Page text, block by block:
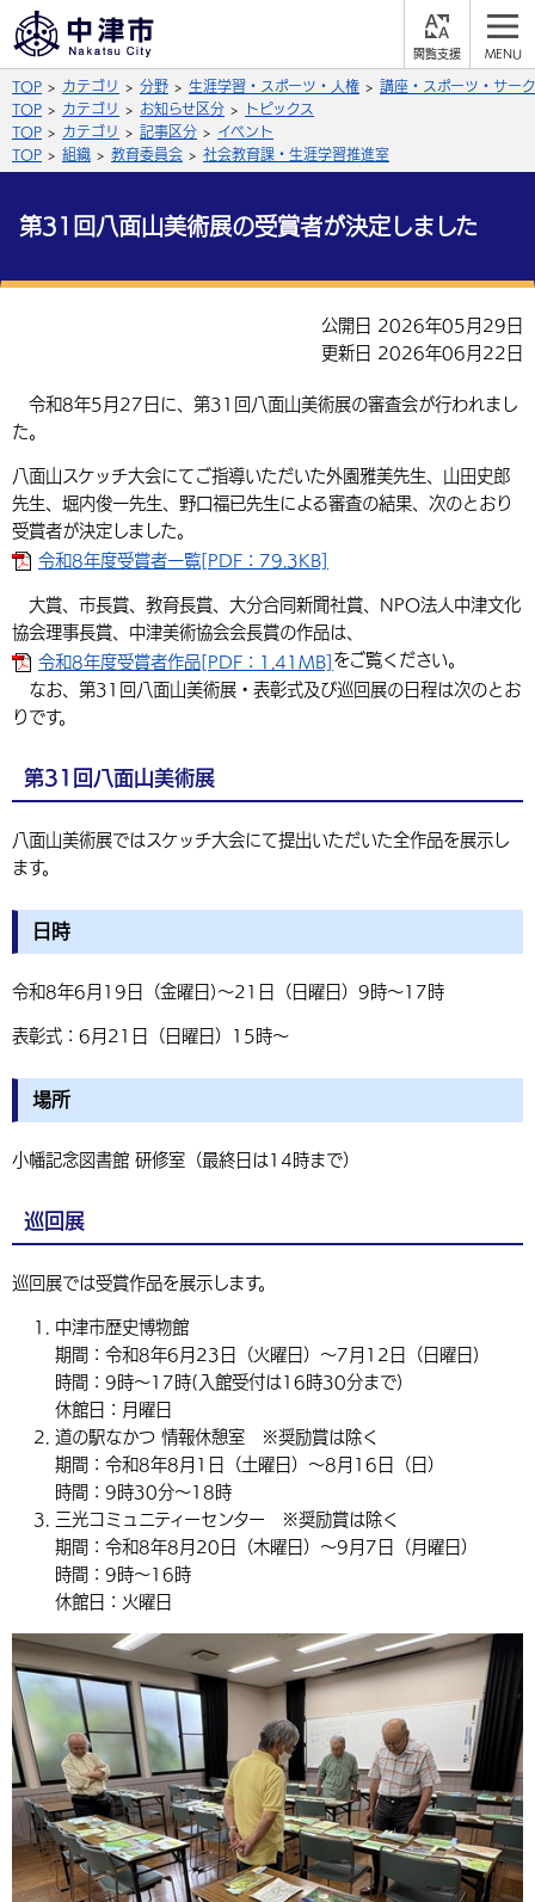
支
N
やさしい日本語
ふりがなをつける
黒 青 白
文字の大きさ
拡大 標準
言語を選択
英語（English）
サイト内検索
届出・登録・証明 保険・年金
税金 住宅・インフラ
環境・衛生 生涯学習・スポーツ・人権
選挙 外国人の方向け情報
事業者の方へ
入札・契約 産業・雇用
農林水産業 税金
都市整備
子育て・教育
施設情報 子どもを預ける
手当・助成 健康・医療
相談・支援・情報 計画・施策
観光・移住
観光なび スポットを探す
遊ぶ・体験する グルメ・食べる
買う・おみやげ 四季のイベント・祭り
移住・定住
市政情報
中津市について 市役所の紹介
地方創生・地域活性化 広報・広聴
行政・計画
TOP カテゴリ 分野 生涯学習・スポーツ・人権
講座・スポーツ・サー
TOP
カテゴリ お知らせ区分
トピックス
TOP
カテゴリ 記事区分
イベント
TOP
組織 教育委員会 社会教育課・生涯学習推進室
第31回八面山美術展の受賞者が決定しました
公開日 2026年05月29日
更新日 2026年06月22日
令和8年5月27日に、第31回八面山美術展の審査会が行われまし
た。
八面山スケッチ大会にてご指導いただいた外園雅美先生、山田史郎
先生、堀内俊一先生、野口福已先生による審査の結果、次のとおり
受賞者が決定しました。
令和8年度受賞者一覧[PDF：79.3KB]
大賞、市長賞、教育長賞、大分合同新聞社賞、NPO法人中津文化
協会理事長賞、中津美術協会会長賞の作品は、
令和8年度受賞者作品[PDF：1.41MB] をご覧ください。
なお、第31回八面山美術展・表彰式及び巡回展の日程は次のとお
りです。
第31回八面山美術展
八面山美術展ではスケッチ大会にて提出いただいた全作品を展示し
ます。
日時
令和8年6月19日（金曜日)～21日（日曜日）9時～17時
表彰式：6月21日（日曜日）15時～
場所
小幡記念図書館 研修室（最終日は14時まで）
巡回展
巡回展では受賞作品を展示します。
中津市歴史博物館
期間：令和8年6月23日（火曜日）～7月12日（日曜日)
時間：9時〜17時(入館受付は16時30分まで)
休館日：月曜日
道の駅なかつ 情報休憩室 ※奨励賞は除く
期間：令和8年8月1日（土曜日）～8月16日（日）
時間：9時30分〜18時
三光コミュニティーセンター ※奨励賞は除く
期間：令和8年8月20日（木曜日）～9月7日（月曜日）
時間：9時〜16時
休館日：火曜日